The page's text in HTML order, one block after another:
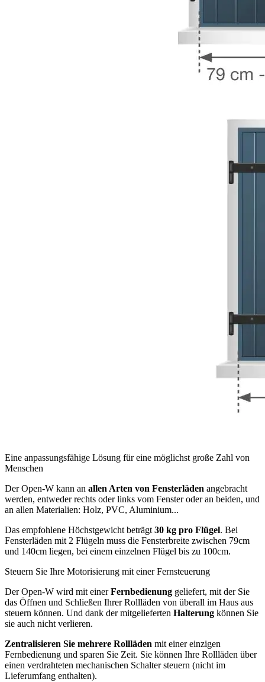
Eine anpassungsfähige Lösung für eine möglichst große Zahl von
Menschen
Der Open-W kann an allen Arten von Fensterläden angebracht
werden, entweder rechts oder links vom Fenster oder an beiden, und
an allen Materialien: Holz, PVC, Aluminium...
Das empfohlene Höchstgewicht beträgt 30 kg pro Flügel. Bei
Fensterläden mit 2 Flügeln muss die Fensterbreite zwischen 79cm
und 140cm liegen, bei einem einzelnen Flügel bis zu 100cm.
Steuern Sie Ihre Motorisierung mit einer Fernsteuerung
Der Open-W wird mit einerFernbedienung geliefert, mit der Sie
das Öffnen und Schließen Ihrer Rollläden von überall im Haus aus
steuern können. Und dank der mitgelieferten Halterung können Sie
sie auch nicht verlieren.
Zentralisieren Sie mehrere Rollläden mit einer einzigen
Fernbedienung und sparen Sie Zeit. Sie können Ihre Rollläden über
einen verdrahteten mechanischen Schalter steuern (nicht im
Lieferumfang enthalten).